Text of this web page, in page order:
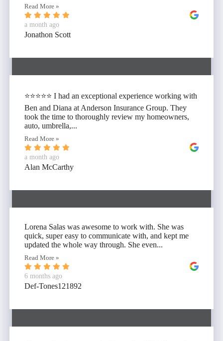
Read More »
a month ago
Jonathon Scott
⭐⭐⭐⭐⭐ I had an exceptional experience working with
Ben and Diana at Anderson Insurance Group. They
took the time to thoroughly review my homeowners,
auto, umbrella,...
Read More »
a month ago
Alan McCarthy
Lorena Salas was awesome to work with. She was
quick, super easy to communicate with, and kept me
updated the whole way through. She even...
Read More »
6 months ago
Def-Tones121892